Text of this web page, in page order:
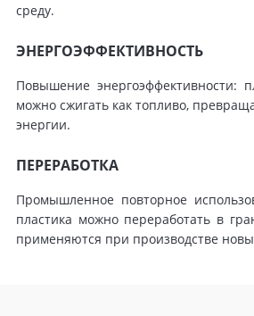
среду.
ЭНЕРГОЭФФЕКТИВНОСТЬ
Повышение энергоэффективности:
можно сжигать как топливо,
энергии.
ПЕРЕРАБОТКА
Промышленное повторное
пластика можно переработать в
применяются при производстве